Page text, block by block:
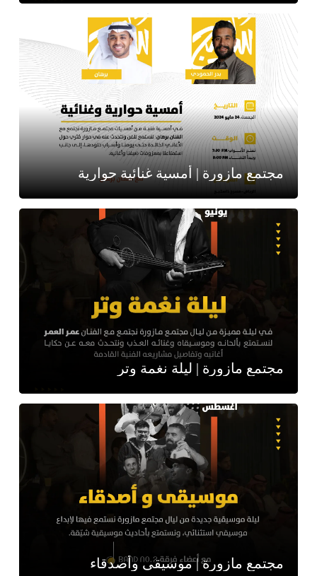
مجتمع مازورة | أمسية غنائية حوارية
مجتمع مازورة | ليلة نغمة وتر
مجتمع مازورة | موسيقى وأصدقاء